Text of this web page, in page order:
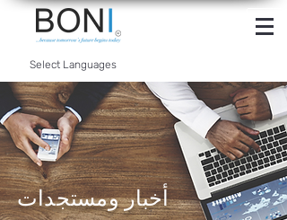
Select Languages
أخبار ومستجدات